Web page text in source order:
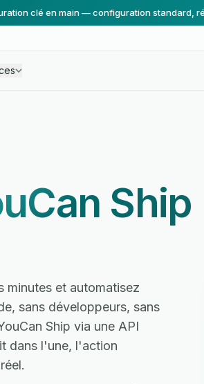
clé en main — configuration standard,
Ship
minutes et automatisez
sans développeurs, sans
Ship via une API
dans l'une, l'action